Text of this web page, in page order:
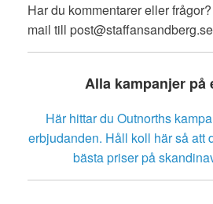
Har du kommentarer eller
mail till
Alla kampanjer på
Här hittar du Outnorths
erbjudanden. Håll koll här så att
bästa priser på